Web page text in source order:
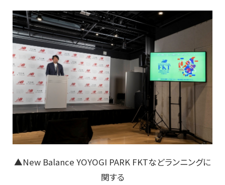
▲New Balance YOYOGI PARK FKTなどランニングに
関する